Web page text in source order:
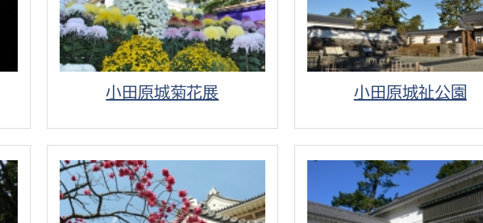
議会総務課
小田原城菊花展 小田原城祉公園